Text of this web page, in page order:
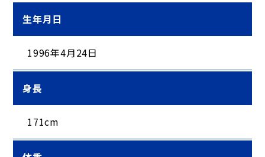
生年月日
1996年4月24日
身長
171cm